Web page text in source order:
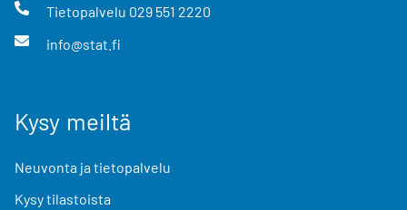
Tietopalvelu 029 551 2220
info@stat.fi
Kysy meiltä
Neuvonta ja tietopalvelu
Kysy tilastoista